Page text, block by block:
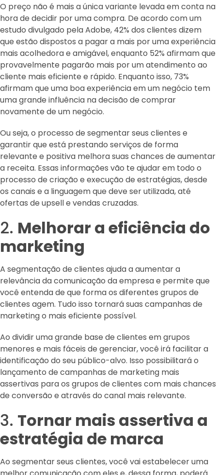
O preço não é mais a única variante levada em conta na
hora de decidir por uma compra. De acordo com um
estudo divulgado pela Adobe, 42% dos clientes dizem
que estão dispostos a pagar a mais por uma experiência
mais acolhedora e amigável, enquanto 52% afirmam que
provavelmente pagarão mais por um atendimento ao
cliente mais eficiente e rápido. Enquanto isso, 73%
afirmam que uma boa experiência em um negócio tem
uma grande influência na decisão de comprar
novamente de um negócio.
Ou seja, o processo de segmentar seus clientes e
garantir que está prestando serviços de forma
relevante e positiva melhora suas chances de aumentar
a receita. Essas informações vão te ajudar em todo o
processo de criação e execução de estratégias, desde
os canais e a linguagem que deve ser utilizada, até
ofertas de upsell e vendas cruzadas.
2. Melhorar a eficiência do
marketing
A segmentação de clientes ajuda a aumentar a
relevância da comunicação da empresa e permite que
você entenda de que forma os diferentes grupos de
clientes agem. Tudo isso tornará suas campanhas de
marketing o mais eficiente possível.
Ao dividir uma grande base de clientes em grupos
menores e mais fáceis de gerenciar, você irá facilitar a
identificação do seu público-alvo. Isso possibilitará o
lançamento de campanhas de marketing mais
assertivas para os grupos de clientes com mais chances
de conversão e através do canal mais relevante.
3. Tornar mais assertiva a
estratégia de marca
Ao segmentar seus clientes, você vai estabelecer uma